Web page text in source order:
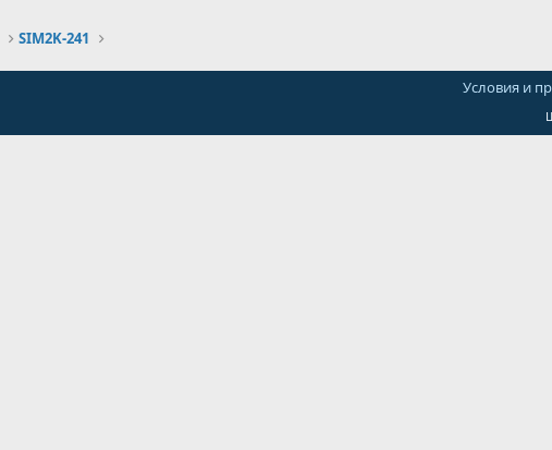
SIM2K-241
Условия и